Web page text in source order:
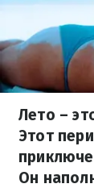
Лето –
Этот
Он